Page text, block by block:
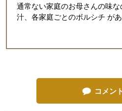
通常ない家庭のお母さんの味
汁、各家庭ごとのボルシチ が
コメン